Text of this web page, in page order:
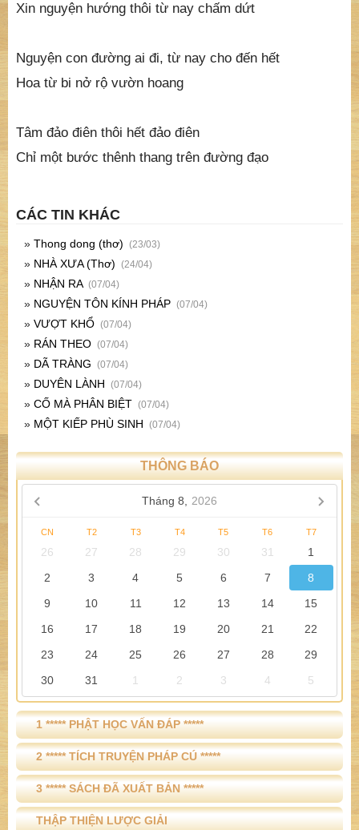
Xin nguyện hướng thôi từ nay chấm dứt
Nguyện con đường ai đi, từ nay cho đến hết
Hoa từ bi nở rộ vườn hoang
Tâm đảo điên thôi hết đảo điên
Chỉ một bước thênh thang trên đường đạo
CÁC TIN KHÁC
» Thong dong (thơ) (23/03)
» NHÀ XƯA (Thơ) (24/04)
» NHẬN RA (07/04)
» NGUYỆN TÔN KÍNH PHÁP (07/04)
» VƯỢT KHỔ (07/04)
» RÁN THEO (07/04)
» DÃ TRÀNG (07/04)
» DUYÊN LÀNH (07/04)
» CỐ MÀ PHÂN BIỆT (07/04)
» MỘT KIẾP PHÙ SINH (07/04)
THÔNG BÁO
Tháng 8, 2026
CN T2 T3 T4 T5 T6 T7
26 27 28 29 30 31
1
2
3 4 5 6 7
8
9
10 11 12 13 14
15
16
17 18 19 20 21
22
23
24 25 26 27 28
29
30
31 1 2 3 4 5
1 ***** PHẬT HỌC VẤN ĐÁP *****
2 ***** TÍCH TRUYỆN PHÁP CÚ *****
3 ***** SÁCH ĐÃ XUẤT BẢN *****
THẬP THIỆN LƯỢC GIẢI